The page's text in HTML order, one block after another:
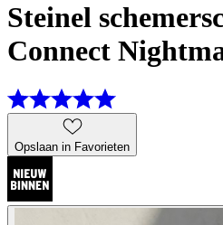
Steinel
Connect
Opslaan in Favorieten